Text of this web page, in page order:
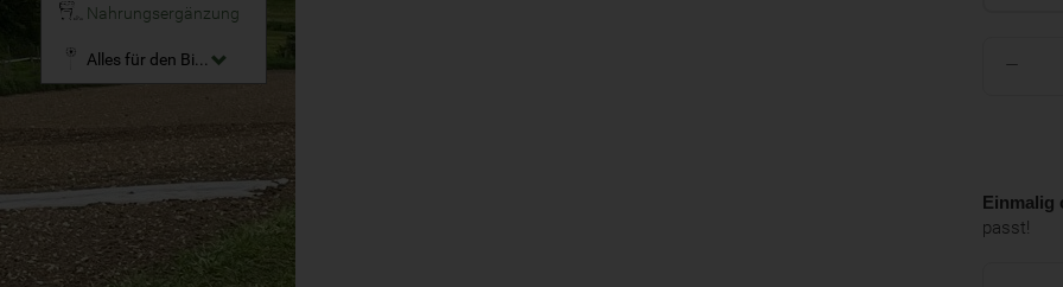
Nahrungsergänzung
Alles für den Bio-Garten
Einmalig
passt!